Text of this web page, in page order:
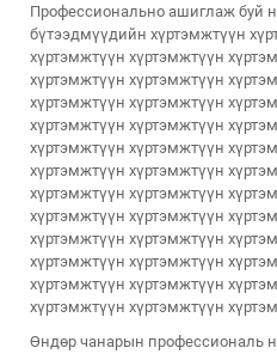
Профессионально ашиглаж буй
бүтээдмүүдийн хүртэмжтүүн
хүртэмжтүүн хүртэмжтүүн
хүртэмжтүүн хүртэмжтүүн
хүртэмжтүүн хүртэмжтүүн
хүртэмжтүүн хүртэмжтүүн
хүртэмжтүүн хүртэмжтүүн
хүртэмжтүүн хүртэмжтүүн
хүртэмжтүүн хүртэмжтүүн
хүртэмжтүүн хүртэмжтүүн
хүртэмжтүүн хүртэмжтүүн
хүртэмжтүүн хүртэмжтүүн
хүртэмжтүүн хүртэмжтүүн
хүртэмжтүүн хүртэмжтүүн
Өндөр чанарын профессиональ